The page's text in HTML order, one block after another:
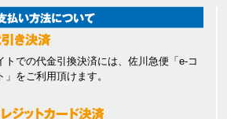
トでの代金引換決済には、佐川急便「e-コ
」をご利用頂けます。